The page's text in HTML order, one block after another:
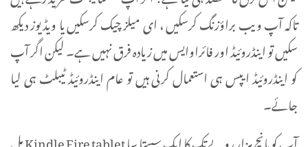
تاکہ آپ ویب براؤزنگ کرسکیں ، ای میلز چیک کرسکیں یا ویڈیوز دیکھ
سکیں تو اینڈروئیڈ اور فائراوایس میں زیادہ فرق نہیں ہے۔ لیکن اگر آپ
کو اینڈروئیڈ ایپس ہی استعمال کرنی ہیں تو عام اینڈروئیڈ ٹیبلٹ ہی لیا
جائے۔